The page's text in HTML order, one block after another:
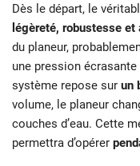
Dès le départ, le
légèreté, robustesse
du planeur,
une pression
système repose sur un
volume, le planeur
couches d’eau. Cette
permettra d’opérer